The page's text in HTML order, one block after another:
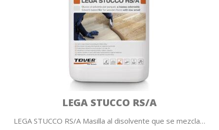
LEGA STUCCO RS/A
LEGA STUCCO RS/A Masilla al disolvente que se mezcla…